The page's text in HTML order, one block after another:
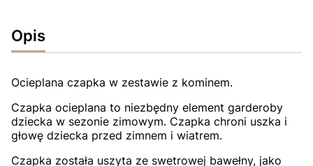
Opis
Ocieplana czapka w zestawie z kominem.
Czapka ocieplana to niezbędny element garderoby
dziecka w sezonie zimowym. Czapka chroni uszka i
głowę dziecka przed zimnem i wiatrem.
Czapka została uszyta ze swetrowej bawełny, jako